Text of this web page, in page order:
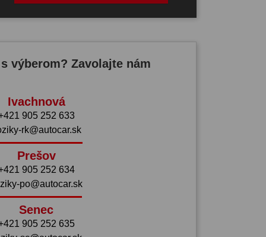
výberom? Zavolajte nám
Ivachnová
905 252 633
rk@autocar.sk
Prešov
905 252 634
po@autocar.sk
Senec
905 252 635